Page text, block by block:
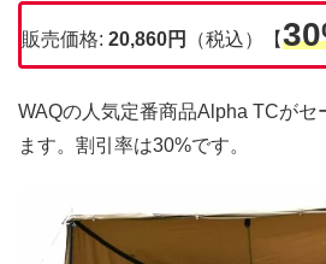
販売価格: 20,860円 （税込）【
WAQの人気定番商品Alpha TCがセ
ます。割引率は30%です。